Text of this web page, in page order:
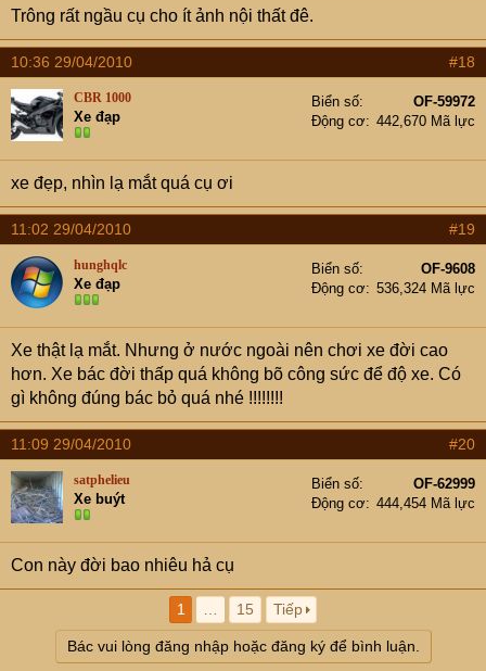
Trông rất ngầu cụ cho ít ảnh nội thất đê.
10:36 29/04/2010 #18
CBR 1000
Xe đạp
Biển số
OF-59972
Động cơ
442,670 Mã lực
xe đẹp, nhìn lạ mắt quá cụ ơi
11:02 29/04/2010 #19
hunghqlc
Xe đạp
Biển số
OF-9608
Động cơ
536,324 Mã lực
Xe thật lạ mắt. Nhưng ở nước ngoài nên chơi xe đời cao
hơn. Xe bác đời thấp quá không bõ công sức để độ xe. Có
gì không đúng bác bỏ quá nhé !!!!!!!!
11:09 29/04/2010 #20
satphelieu
Xe buýt
Biển số
OF-62999
Động cơ
444,454 Mã lực
Con này đời bao nhiêu hả cụ
1 15 Tiếp
Bác vui lòng đăng nhập hoặc đăng ký để bình luận.